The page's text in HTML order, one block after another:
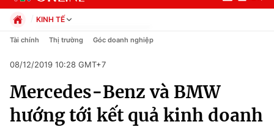
Chuyên mục
Chính trị
KINH TẾ
Chính trị
Pháp luật
Kinh tế
Thể thao
Truyền hình
Tài chính Thị trường Góc doanh nghiệp
08/12/2019 10:28 GMT+7
Mercedes-Benz và BMW
hướng tới kết quả kinh doanh